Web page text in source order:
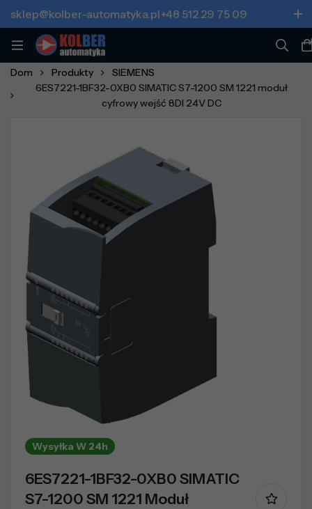
sklep@kolber-automatyka.pl+48 512 29 75 09
Dom Produkty
SIEMENS
6ES7221-1BF32-0XB0 SIMATIC S7-1200 SM 1221 moduł
cyfrowy wejść 8DI 24V DC
Wysyłka W 24h
6ES7221-1BF32-0XB0 SIMATIC
S7-1200 SM 1221 Moduł